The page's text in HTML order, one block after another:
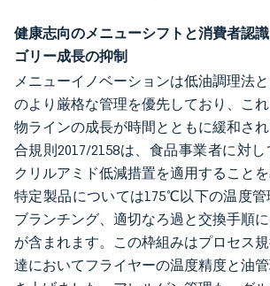
健康志向のメニューシフトと消費者認
ゴリー成長の抑制
メニューイノベーションは低油調理法
のより厳格な管理を優先しており、こ
物ラインの成長が時間とともに緩和さ
合規則2017/2158は、食品事業者に対
クリルアミド低減措置を適用することを
特定製品については175℃以下の温度管
ブランチング、適切なろ過と交換手順
が含まれます。この枠組みはプロセス
達においてフライヤーの温度精度と油